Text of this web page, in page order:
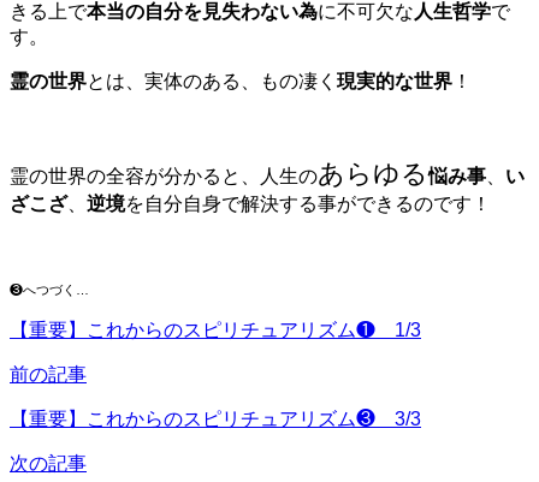
きる上で本当の自分を見失わない為に不可欠な人生哲学で
す。
霊の世界とは、実体のある、もの凄く 現実的な世界 ！
霊の世界の全容が分かると、人生のあらゆる悩み事、 い
ざこざ、 逆境を自分自身で解決する事ができるのです！
❸へつづく…
【重要】これからのスピリチュアリズム❶ 1/3
前の記事
【重要】これからのスピリチュアリズム❸ 3/3
次の記事